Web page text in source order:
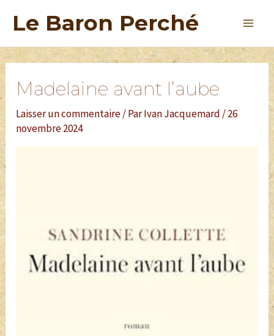
Le Baron Perché
Madelaine avant l’aube
Laisser un commentaire/ ParIvan Jacquemard /26
novembre 2024